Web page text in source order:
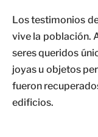
Los testimonios
vive la población.
seres queridos
joyas u objetos
fueron
edificios.